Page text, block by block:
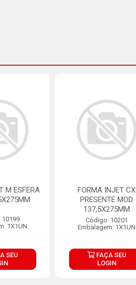
M ESFERA
10199
1X1UN
SEU
FORMA INJET CX
PRESENTE MOD
137,5X275MM
Código: 10201
Embalagem: 1X1UN
FAÇA SEU
LOGIN